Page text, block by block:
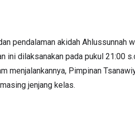
pendalaman akidah Ahlussunnah
ini dilaksanakan pada pukul 21:00
menjalankannya, Pimpinan
jenjang kelas.